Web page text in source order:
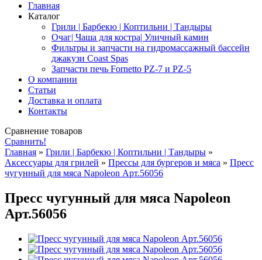
Главная
Каталог
Грили | Барбекю | Коптильни | Тандыры
Очаг| Чаша для костра| Уличный камин
Фильтры и запчасти на гидромассажный бассейн
джакузи Coast Spas
Запчасти печь Fornetto PZ-7 и PZ-5
О компании
Статьи
Доставка и оплата
Контакты
Сравнение товаров
Сравнить!
Главная » Грили | Барбекю | Коптильни | Тандыры »
Аксессуары для грилей » Прессы для бургеров и мяса » Пресс
чугунный для мяса Napoleon Арт.56056
Пресс чугунный для мяса Napoleon
Арт.56056